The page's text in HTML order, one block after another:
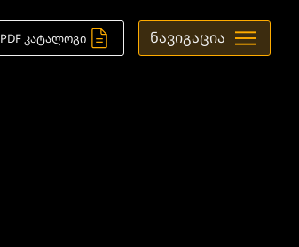
PDF კატალოგი ნავიგაცია